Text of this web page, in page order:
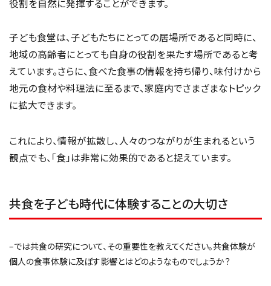
役割を自然に発揮することができます。
子ども食堂は、子どもたちにとっての居場所であると同時に、
地域の高齢者にとっても自身の役割を果たす場所であると考
えています。さらに、食べた食事の情報を持ち帰り、味付けから
地元の食材や料理法に至るまで、家庭内でさまざまなトピック
に拡大できます。
これにより、情報が拡散し、人々のつながりが生まれるという
観点でも、「食」は非常に効果的であると捉えています。
共食を子ども時代に体験することの大切さ
–では共食の研究について、その重要性を教えてください。共食体験が
個人の食事体験に及ぼす影響とはどのようなものでしょうか？